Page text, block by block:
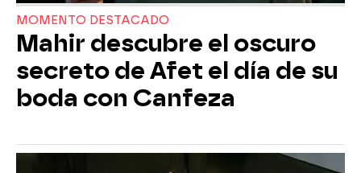
MOMENTO DESTACADO
Mahir descubre el oscuro
secreto de Afet el día de su
boda con Canfeza